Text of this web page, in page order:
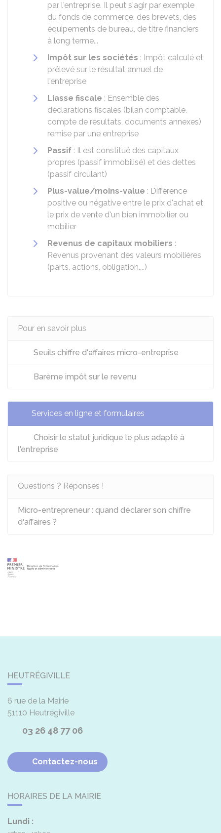
par l'entreprise. Il peut s'agir par exemple
du fonds de commerce, des brevets, des
équipements de bureau, de titre financiers
à long terme...
Impôt sur les sociétés : Impôt calculé et
prélevé sur le résultat annuel de
l'entreprise
Liasse fiscale : Ensemble des
déclarations fiscales (bilan comptable,
compte de résultats, documents annexes)
remise par une entreprise
Passif : Il est constitué des capitaux
propres (passif immobilisé) et des dettes
(passif circulant)
Plus-value/moins-value : Différence
positive ou négative entre le prix d'achat et
le prix de vente d'un bien immobilier ou
mobilier
Revenus de capitaux mobiliers :
Revenus provenant des valeurs mobilières
(parts, actions, obligation,...)
Pour en savoir plus
Seuils chiffre d'affaires micro-entreprise
Barème impôt sur le revenu
Services en ligne et formulaires
Choisir le statut juridique le plus adapté à
l'entreprise
Questions ? Réponses !
Micro-entrepreneur : quand déclarer son chiffre
d'affaires ?
HEUTRÉGIVILLE
6 rue de la Mairie
51110 Heutrégiville
03 26 48 77 06
Contactez-nous
HORAIRES DE LA MAIRIE
Lundi :